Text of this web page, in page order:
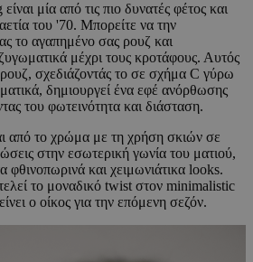
μία από τις πιο δυνατές φέτος και
του '70. Μπορείτε να την
το αγαπημένο σας ρουζ και
μέχρι τους κροτάφους. Αυτός
σχεδιάζοντάς το σε σχήμα C γύρω
δημιουργεί ένα εφέ ανόρθωσης
του φωτεινότητα και διάσταση.
από το χρώμα με τη χρήση σκιών σε
στην εσωτερική γωνία του ματιού,
φθινοπωρινά και χειμωνιάτικα looks.
το μοναδικό twist στον minimalistic
ο οίκος για την επόμενη σεζόν.